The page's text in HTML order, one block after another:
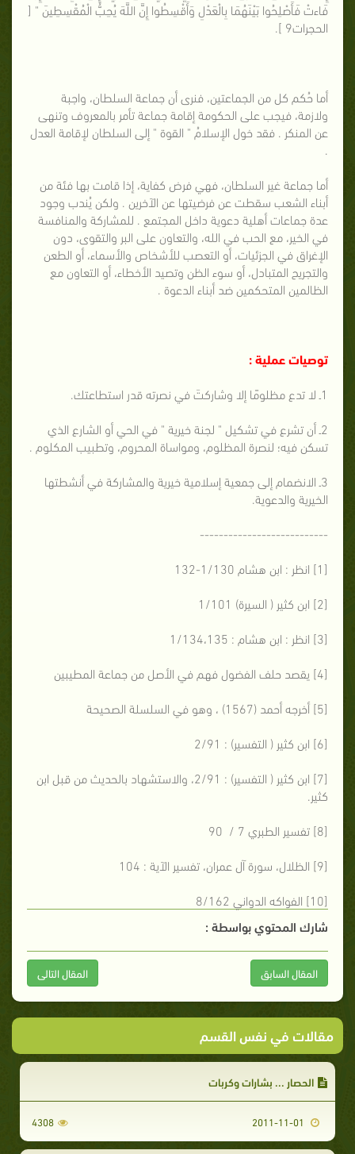
فَاءتْ فَأَصْلِحُوا بَيْنَهُمَا بِالْعَدْلِ وَأَقْسِطُوا إِنَّ اللَّهَ يُحِبُّ الْمُقْسِطِينَ " [
الحجرات9 ].
أما حُكم كل من الجماعتين، فنرى أن جماعة السلطان، واجبة
ولازمة، فيجب على الحكومة إقامة جماعة تأمر بالمعروف وتنهى
عن المنكر . فقد خول الإسلامُ " القوة " إلى السلطان لإقامة العدل
.
أما جماعة غير السلطان، فهي فرض كفاية، إذا قامت بها فئة من
أبناء الشعب سقطت عن فرضيتها عن الآخرين . ولكن يُندب وجود
عدة جماعات أهلية دعوية داخل المجتمع . للمشاركة والمنافسة
في الخير، مع الحب في الله، والتعاون على البر والتقوى، دون
الإغراق في الجزئيات، أو التعصب للأشخاص والأسماء، أو الطعن
والتجريح المتبادل، أو سوء الظن وتصيد الأخطاء، أو التعاون مع
الظالمين المتحكمين ضد أبناء الدعوة .
توصيات عملية :
1ـ لا تدع مظلومًا إلا وشاركتَ في نصرته قدر استطاعتك.
2ـ أن تشرع في تشكيل " لجنة خيرية " في الحي أو الشارع الذي
تسكن فيه؛ لنصرة المظلوم، ومواساة المحروم، وتطبيب المكلوم .
3ـ الانضمام إلى جمعية إسلامية خيرية والمشاركة في أنشطتها
الخيرية والدعوية.
---------------------------
[1] انظر : ابن هشام 1/130-132
[2] ابن كثير ( السيرة) 1/101
[3] انظر : ابن هشام : 1/134،135
[4] يقصد حلف الفضول فهم في الأصل من جماعة المطيبين
[5] أخرجه أحمد (1567) ، وهو في السلسلة الصحيحة
[6] ابن كثير ( التفسير) : 2/91
[7] ابن كثير ( التفسير) : 2/91، والاستشهاد بالحديث من قبل ابن
كثير.
[8] تفسير الطبري 7 / 90
[9] الظلال، سورة آل عمران، تفسير الآية : 104
[10] الفواكه الدواني 8/162
شارك المحتوي بواسطة :
المقال السابق المقال التالى
مقالات في نفس القسم
الحصار ... بشارات وكربات
4308